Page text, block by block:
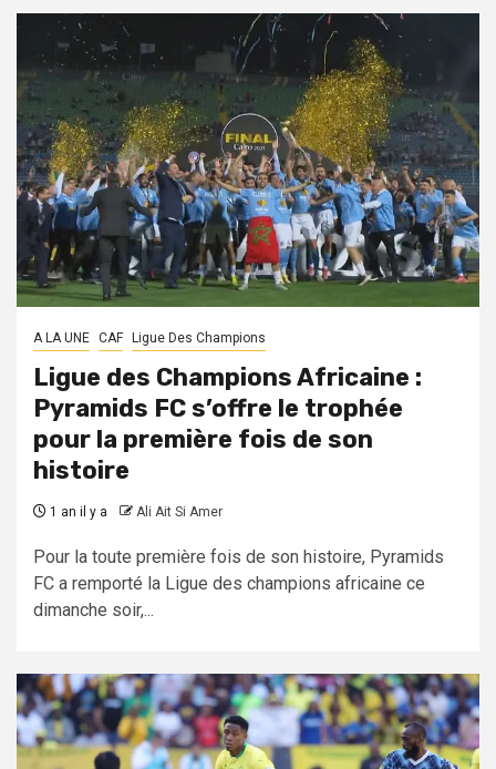
A LA UNE CAF Ligue Des Champions
Ligue des Champions Africaine :
Pyramids FC s’offre le trophée
pour la première fois de son
histoire
1 an il y a Ali Ait Si Amer
Pour la toute première fois de son histoire, Pyramids
FC a remporté la Ligue des champions africaine ce
dimanche soir,...